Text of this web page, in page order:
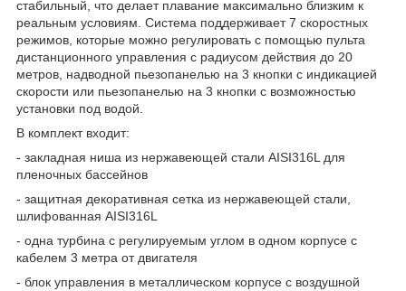
стабильный, что делает плавание максимально близким к
реальным условиям. Система поддерживает 7 скоростных
режимов, которые можно регулировать с помощью пульта
дистанционного управления с радиусом действия до 20
метров, надводной пьезопанелью на 3 кнопки с индикацией
скорости или пьезопанелью на 3 кнопки с возможностью
установки под водой.
В комплект входит:
- закладная ниша из нержавеющей стали AISI316L для
пленочных бассейнов
- защитная декоративная сетка из нержавеющей стали,
шлифованная AISI316L
- одна турбина с регулируемым углом в одном корпусе с
кабелем 3 метра от двигателя
- блок управления в металлическом корпусе с воздушной